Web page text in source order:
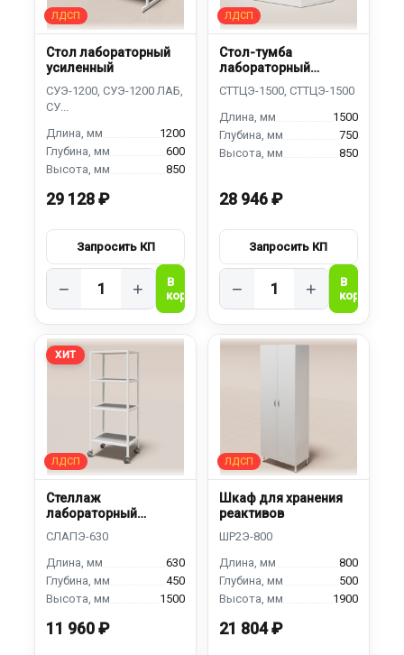
Стол лабораторный
усиленный
1200
600
850
29 128 ₽
− +
Стол-тумба
лабораторный
1500
750
850
28 946 ₽
− +
ХИТ
Стеллаж
лабораторный
630
450
1500
11 960 ₽
Шкаф для хранения
реактивов
800
500
1900
21 804 ₽